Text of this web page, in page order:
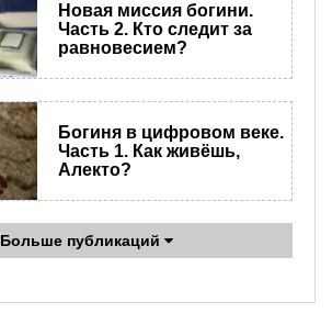
Новая миссия богини.
Часть 2. Кто следит за
равновесием?
Богиня в цифровом веке.
Часть 1. Как живёшь,
Алекто?
Больше публикаций